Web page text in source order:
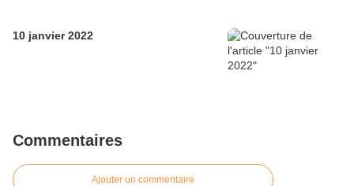
10 janvier 2022
Commentaires
Ajouter un commentaire